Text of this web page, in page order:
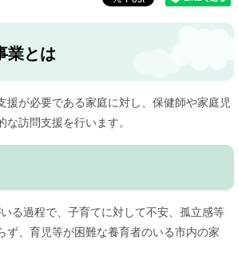
業とは
が必要である家庭に対し、保健師や家庭児
訪問支援を行います。
る過程で、子育てに対して不安、孤立感等
ず、育児等が困難な養育者のいる市内の家